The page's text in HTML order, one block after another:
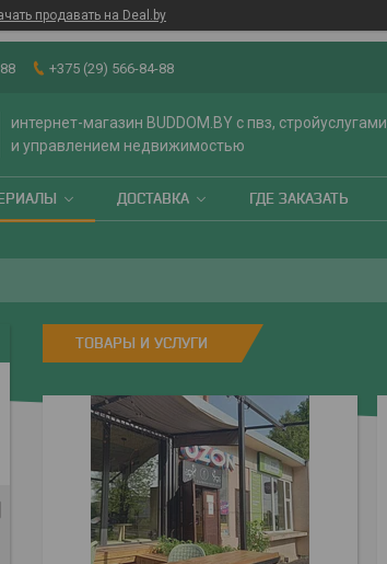
продавать на Deal.by
+375 (29) 566-84-88
интернет-магазин BUDDOM.BY с пвз, стройуслугами
и управлением недвижимостью
ДОСТАВКА ГДЕ ЗАКАЗАТЬ
ТОВАРЫ И УСЛУГИ